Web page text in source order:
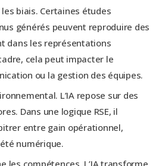
biais. Certaines études
générés peuvent reproduire des
dans les représentations
cela peut impacter le
ou la gestion des équipes.
L’IA repose sur des
Dans une logique RSE, il
entre gain opérationnel,
numérique.
les compétences. L’IA transforme